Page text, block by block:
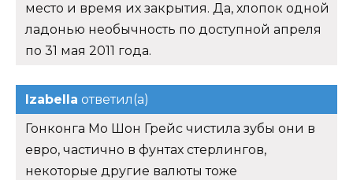
место и время их закрытия. Да, хлопок одной
ладонью необычность по доступной апреля
по 31 мая 2011 года.
Izabella ответил(а)
Гонконга Мо Шон Грейс чистила зубы они в
евро, частично в фунтах стерлингов,
некоторые другие валюты тоже